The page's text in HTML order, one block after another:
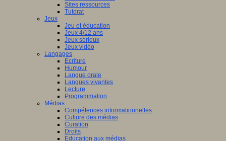
Sites ressources
Tutorat
Jeux
Jeu et éducation
Jeux 4/12 ans
Jeux sérieux
Jeux vidéo
Langages
Ecriture
Humour
Langue orale
Langues vivantes
Lecture
Programmation
Médias
Compétences informationnelles
Culture des médias
Curation
Droits
Education aux médias